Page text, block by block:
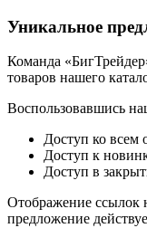
Уникальное
Команда
товаров нашего
Воспользовавшись
Доступ ко всем
Доступ к
Доступ в
Отображение ссылок
предложение